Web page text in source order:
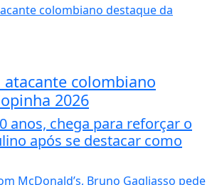
atacante colombiano
2026
anos, chega para reforçar o
após se destacar como